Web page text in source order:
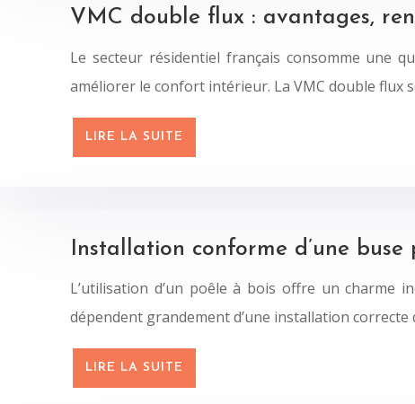
VMC double flux : avantages,
Le secteur résidentiel français consomme une
améliorer le confort intérieur. La VMC double flux
LIRE LA SUITE
Installation conforme d’une
L’utilisation d’un poêle à bois offre un charme
dépendent grandement d’une installation
LIRE LA SUITE